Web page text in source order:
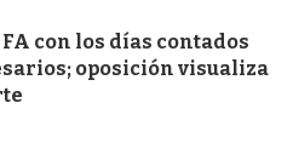
con los días contados
oposición visualiza